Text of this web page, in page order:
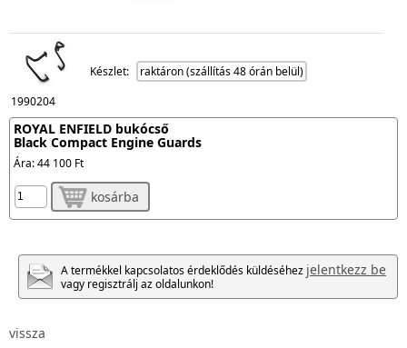
1990204
Készlet: raktáron (szállítás 48 órán belül)
ROYAL ENFIELD bukócső
Black Compact Engine Guards
Ára:44 100 Ft
kosárba
A termékkel kapcsolatos érdeklődés küldéséhez jelentkezz be
vagy regisztrálj az oldalunkon!
vissza